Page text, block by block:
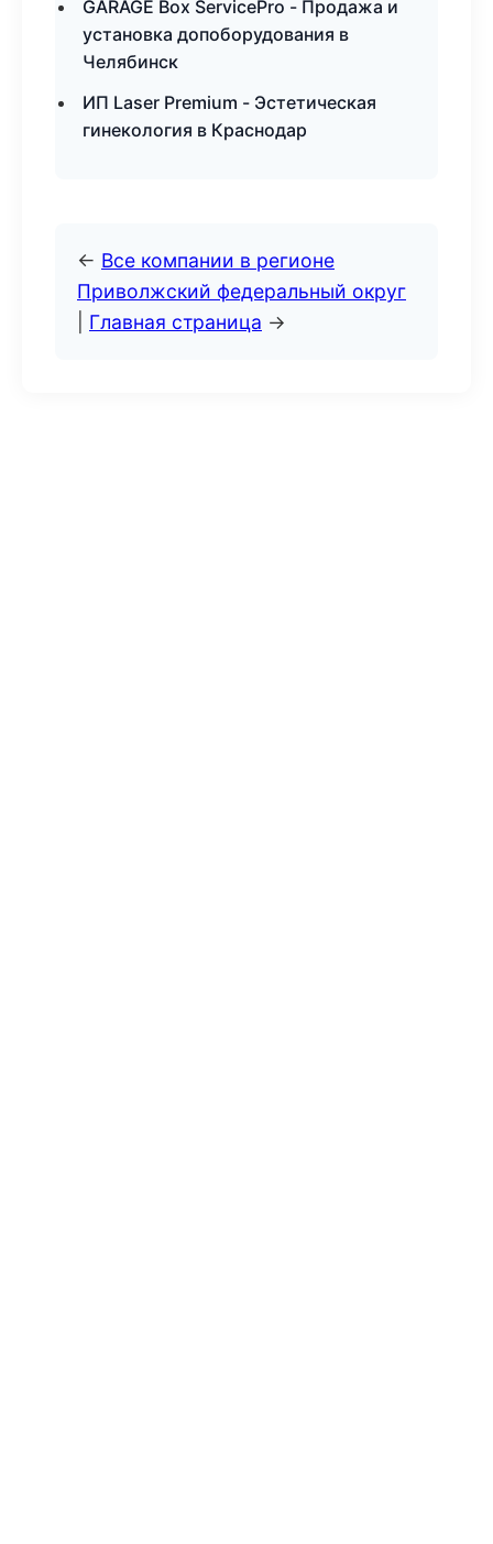
GARAGE Box ServicePro - Продажа и
установка допоборудования в
Челябинск
ИП Laser Premium - Эстетическая
гинекология в Краснодар
← Все компании в регионе
Приволжский федеральный округ
Главная страница →